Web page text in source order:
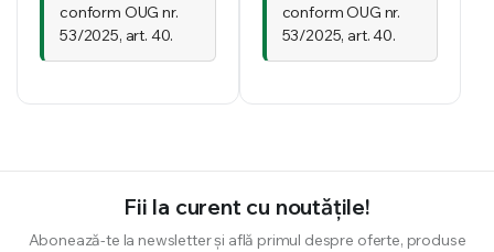
conform OUG nr.
53/2025, art. 40.
conform OUG nr.
53/2025, art. 40.
Fii la curent cu noutățile!
Abonează-te la newsletter și află primul despre oferte, produse